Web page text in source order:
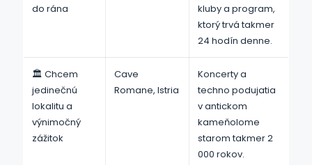
do rána
kluby a program,
ktorý trvá takmer
24 hodín denne.
🏛️ Chcem
jedinečnú
lokalitu a
výnimočný
zážitok
Cave
Romane, Istria
Koncerty a
techno podujatia
v antickom
kameňolome
starom takmer 2
000 rokov.